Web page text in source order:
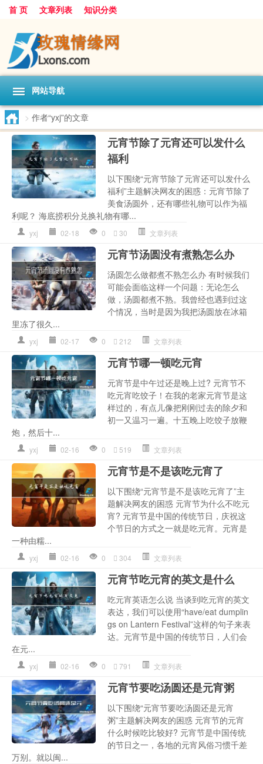
首 页 文章列表 知识分类
网站导航
> 作者“yxj”的文章
元宵节除了元宵还可以发什么
福利
以下围绕“元宵节除了元宵还可以发什么
福利”主题解决网友的困惑：元宵节除了
美食汤圆外，还有哪些礼物可以作为福
利呢？ 海底捞积分兑换礼物有哪...
yxj 02-18 0 30 文章列表
元宵节汤圆没有煮熟怎么办
汤圆怎么做都煮不熟怎么办 有时候我们
可能会面临这样一个问题：无论怎么
做，汤圆都煮不熟。我曾经也遇到过这
个情况，当时是因为我把汤圆放在冰箱
里冻了很久...
yxj 02-17 0 212 文章列表
元宵节哪一顿吃元宵
元宵节是中午过还是晚上过? 元宵节不
吃元宵吃饺子！在我的老家元宵节是这
样过的，有点儿像把刚刚过去的除夕和
初一又温习一遍。十五晚上吃饺子放鞭
炮，然后十...
yxj 02-16 0 519 文章列表
元宵节是不是该吃元宵了
以下围绕“元宵节是不是该吃元宵了”主
题解决网友的困惑 元宵节为什么不吃元
宵? 元宵节是中国的传统节日，庆祝这
个节日的方式之一就是吃元宵。元宵是
一种由糯...
yxj 02-16 0 304 文章列表
元宵节吃元宵的英文是什么
吃元宵英语怎么说 当谈到吃元宵的英文
表达，我们可以使用“have/eat dumplin
gs on Lantern Festival”这样的句子来表
达。元宵节是中国的传统节日，人们会
在元...
yxj 02-16 0 791 文章列表
元宵节要吃汤圆还是元宵粥
以下围绕“元宵节要吃汤圆还是元宵
粥”主题解决网友的困惑 元宵节的元宵
什么时候吃比较好? 元宵节是中国传统
的节日之一，各地的元宵风俗习惯千差
万别。就以闽...